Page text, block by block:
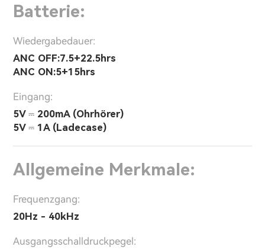
Batterie:
Wiedergabedauer:
ANC OFF:7.5+22.5hrs
ANC ON:5+15hrs
Eingang:
5V ⎓ 200mA (Ohrhörer)
5V ⎓ 1A (Ladecase)
Allgemeine Merkmale:
Frequenzgang:
20Hz - 40kHz
Ausgangsschalldruckpegel: